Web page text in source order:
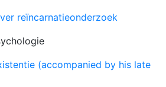
reïncarnatieonderzoek
(accompanied by his late